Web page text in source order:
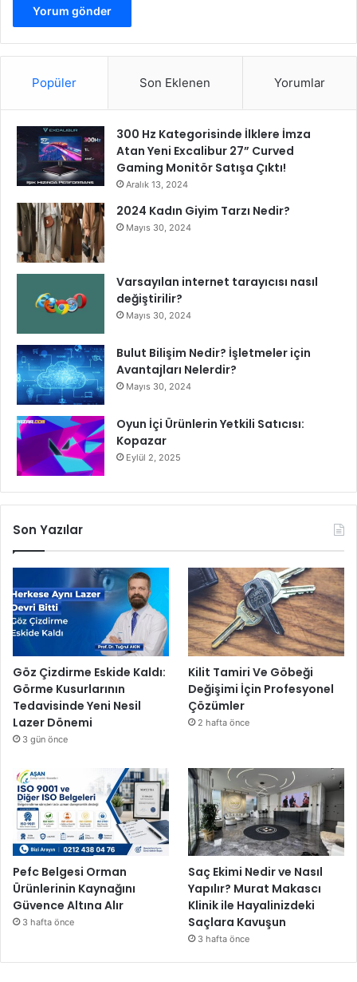
Popüler Son Eklenen Yorumlar
300 Hz Kategorisinde İlklere İmza
Atan Yeni Excalibur 27” Curved
Gaming Monitör Satışa Çıktı!
Aralık 13, 2024
2024 Kadın Giyim Tarzı Nedir?
Mayıs 30, 2024
Varsayılan internet tarayıcısı nasıl
değiştirilir?
Mayıs 30, 2024
Bulut Bilişim Nedir? İşletmeler için
Avantajları Nelerdir?
Mayıs 30, 2024
Oyun İçi Ürünlerin Yetkili Satıcısı:
Kopazar
Eylül 2, 2025
Son Yazılar
Göz Çizdirme Eskide Kaldı:
Görme Kusurlarının
Tedavisinde Yeni Nesil
Lazer Dönemi
3 gün önce
Kilit Tamiri Ve Göbeği
Değişimi İçin Profesyonel
Çözümler
2 hafta önce
Pefc Belgesi Orman
Ürünlerinin Kaynağını
Güvence Altına Alır
3 hafta önce
Saç Ekimi Nedir ve Nasıl
Yapılır? Murat Makascı
Klinik ile Hayalinizdeki
Saçlara Kavuşun
3 hafta önce